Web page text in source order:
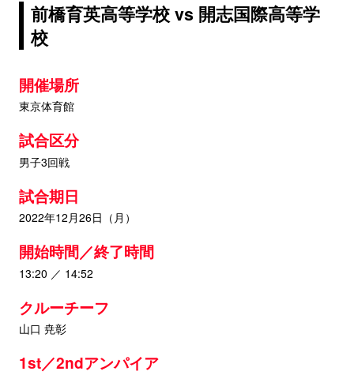
前橋育英高等学校 vs 開志国際高等学
校
開催場所
東京体育館
試合区分
男子3回戦
試合期日
2022年12月26日（月）
開始時間／終了時間
13:20 ／ 14:52
クルーチーフ
山口 尭彰
1st／2ndアンパイア